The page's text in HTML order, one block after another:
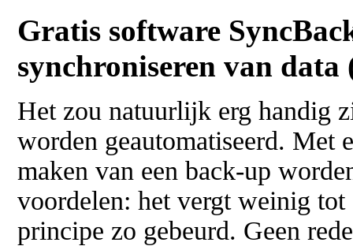
Gratis software
synchroniseren van data
Het zou natuurlijk erg handig
worden geautomatiseerd. Met
maken van een back-up
voordelen: het vergt weinig
principe zo gebeurd. Geen